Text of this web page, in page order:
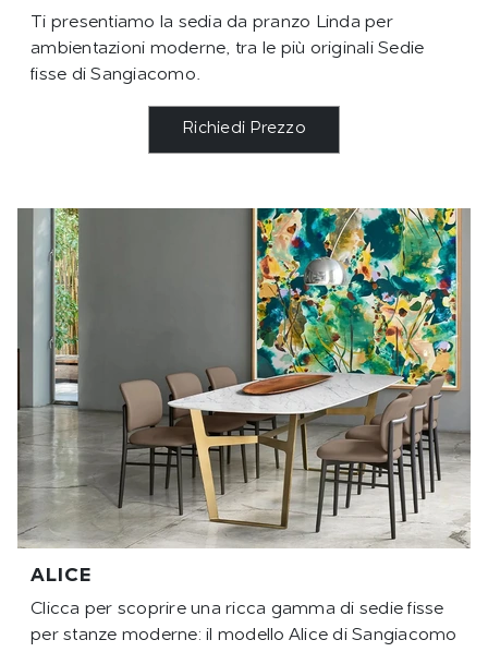
Ti presentiamo la sedia da pranzo Linda per
ambientazioni moderne, tra le più originali Sedie
fisse di Sangiacomo.
Richiedi Prezzo
ALICE
Clicca per scoprire una ricca gamma di sedie fisse
per stanze moderne: il modello Alice di Sangiacomo